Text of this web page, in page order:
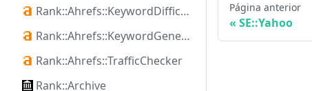
Rank::Ahrefs::KeywordDifficulty
Rank::Ahrefs::KeywordGenerator
Rank::Ahrefs::TrafficChecker
Rank::Archive
Página anterior
SE::Yahoo